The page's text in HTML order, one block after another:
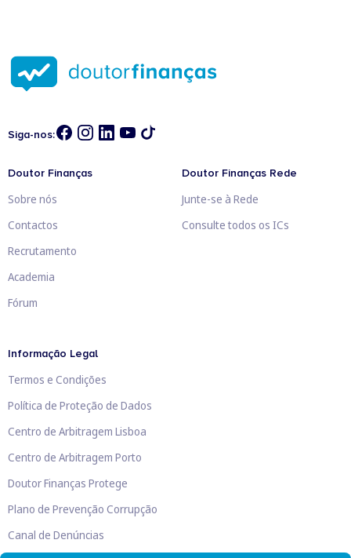
Siga-nos:
Doutor Finanças
Sobre nós
Contactos
Recrutamento
Academia
Fórum
Doutor Finanças Rede
Junte-se à Rede
Consulte todos os ICs
Informação Legal
Termos e Condições
Política de Proteção de Dados
Centro de Arbitragem Lisboa
Centro de Arbitragem Porto
Doutor Finanças Protege
Plano de Prevenção Corrupção
Canal de Denúncias